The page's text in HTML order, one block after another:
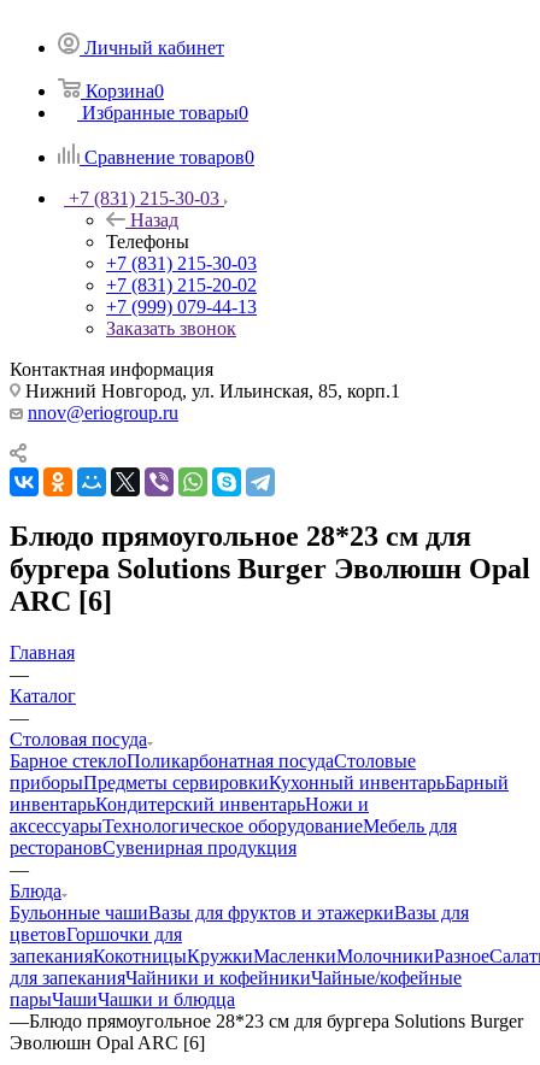
Личный кабинет
Корзина0
Избранные товары0
Сравнение товаров0
+7 (831) 215-30-03
Назад
Телефоны
+7 (831) 215-30-03
+7 (831) 215-20-02
+7 (999) 079-44-13
Заказать звонок
Контактная информация
Нижний Новгород, ул. Ильинская, 85, корп.1
nnov@eriogroup.ru
Блюдо прямоугольное 28*23 см для
бургера Solutions Burger Эволюшн Opal
ARC [6]
Главная
—
Каталог
—
Столовая посуда
Барное стеклоПоликарбонатная посудаСтоловые
приборыПредметы сервировкиКухонный инвентарьБарный
инвентарьКондитерский инвентарьНожи и
аксессуарыТехнологическое оборудованиеМебель для
ресторановСувенирная продукция
—
Блюда
Бульонные чашиВазы для фруктов и этажеркиВазы для
цветовГоршочки для
запеканияКокотницыКружкиМасленкиМолочникиРазное
для запеканияЧайники и кофейникиЧайные/кофейные
парыЧашиЧашки и блюдца
—Блюдо прямоугольное 28*23 см для бургера Solutions Burger
Эволюшн Opal ARC [6]